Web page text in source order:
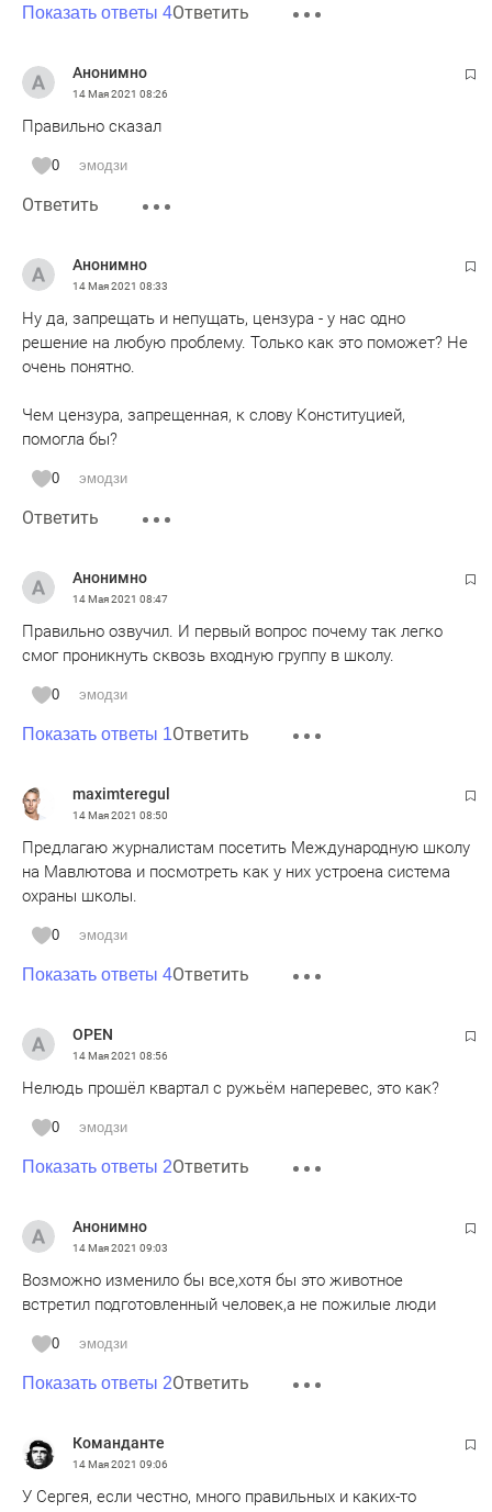
Показать ответы 4Ответить
Анонимно
14 Мая 2021 08:26
Правильно сказал
0 эмодзи
Ответить
Анонимно
14 Мая 2021 08:33
Ну да, запрещать и непущать, цензура - у нас одно
решение на любую проблему. Только как это поможет? Не
очень понятно.
Чем цензура, запрещенная, к слову Конституцией,
помогла бы?
0 эмодзи
Ответить
Анонимно
14 Мая 2021 08:47
Правильно озвучил. И первый вопрос почему так легко
смог проникнуть сквозь входную группу в школу.
0 эмодзи
Показать ответы 1Ответить
maximteregul
14 Мая 2021 08:50
Предлагаю журналистам посетить Международную школу
на Мавлютова и посмотреть как у них устроена система
охраны школы.
0 эмодзи
Показать ответы 4Ответить
OPEN
14 Мая 2021 08:56
Нелюдь прошёл квартал с ружьём наперевес, это как?
0 эмодзи
Показать ответы 2Ответить
Анонимно
14 Мая 2021 09:03
Возможно изменило бы все,хотя бы это животное
встретил подготовленный человек,а не пожилые люди
0 эмодзи
Показать ответы 2Ответить
Команданте
14 Мая 2021 09:06
У Сергея, если честно, много правильных и каких-то